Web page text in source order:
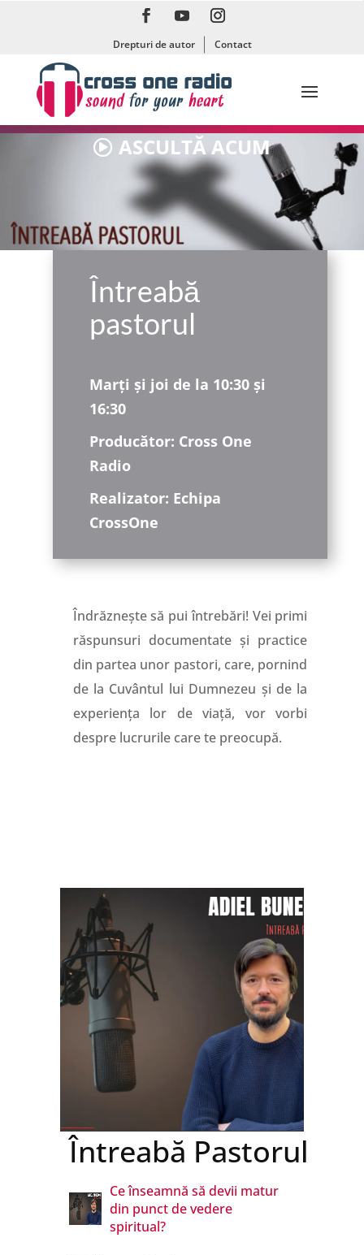
Drepturi de autor Contact
ASCULTĂ ACUM
Întreabă
pastorul
Marți și joi de la 10:30 și
16:30
Producător: Cross One
Radio
Realizator: Echipa
CrossOne
Îndrăznește să pui întrebări! Vei primi
răspunsuri documentate și practice
din partea unor pastori, care, pornind
de la Cuvântul lui Dumnezeu și de la
experiența lor de viață, vor vorbi
despre lucrurile care te preocupă.
Întreabă Pastorul
Ce înseamnă să devii matur
din punct de vedere
spiritual?